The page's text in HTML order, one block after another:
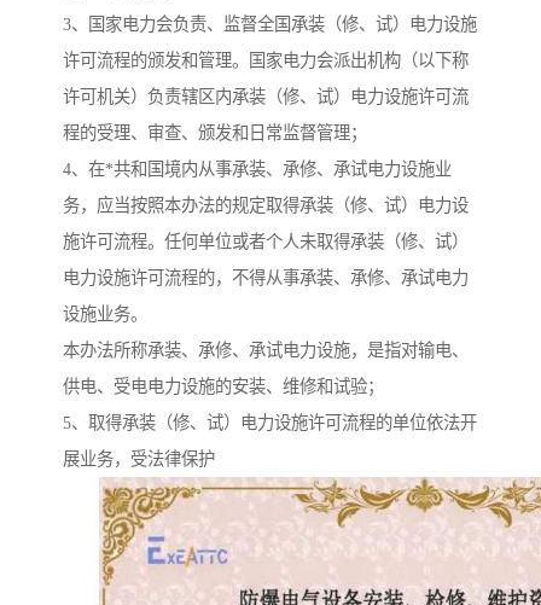
3、国家电力会负责、监督全国承装（修、试）电力设施
许可流程的颁发和管理。国家电力会派出机构（以下称
许可机关）负责辖区内承装（修、试）电力设施许可流
程的受理、审查、颁发和日常监督管理；
4、在*共和国境内从事承装、承修、承试电力设施业
务，应当按照本办法的规定取得承装（修、试）电力设
施许可流程。任何单位或者个人未取得承装（修、试）
电力设施许可流程的，不得从事承装、承修、承试电力
设施业务。
本办法所称承装、承修、承试电力设施，是指对输电、
供电、受电电力设施的安装、维修和试验；
5、取得承装（修、试）电力设施许可流程的单位依法开
展业务，受法律保护